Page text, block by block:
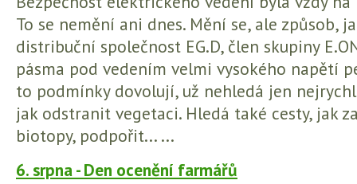
To se nemění ani dnes. Mění se, ale způsob,
distribuční společnost EG.D, člen skupiny
pásma pod vedením velmi vysokého napětí
to podmínky dovolují, už nehledá jen
jak odstranit vegetaci. Hledá také cesty, jak
biotopy, podpořit... ...
6. srpna - Den ocenění farmářů